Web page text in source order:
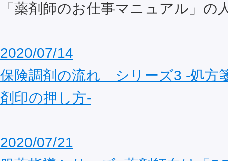
「薬剤師のお仕事マニュアル」の
2020/07/14
保険調剤の流れ シリーズ3 ‐処方
剤印の押し方‐
2020/07/21